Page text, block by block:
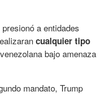
a entidades
cualquier tipo
bajo amenaza
mandato, Trump